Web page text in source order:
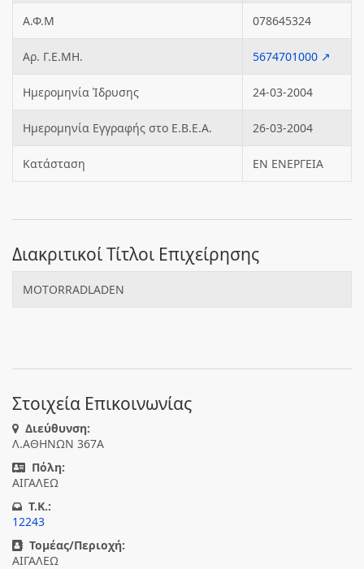
Α.Φ.Μ 078645324
Αρ. Γ.Ε.ΜΗ. 5674701000 ↗
Ημερομηνία Ίδρυσης 24-03-2004
Ημερομηνία Εγγραφής στο Ε.Β.Ε.Α. 26-03-2004
Κατάσταση ΕΝ ΕΝΕΡΓΕΙΑ
Διακριτικοί Τίτλοι Επιχείρησης
MOTORRADLADEN
Στοιχεία Επικοινωνίας
Διεύθυνση:
Λ.ΑΘΗΝΩΝ 367Α
Πόλη:
ΑΙΓΑΛΕΩ
T.K.:
12243
Τομέας/Περιοχή:
ΑΙΓΑΛΕΩ